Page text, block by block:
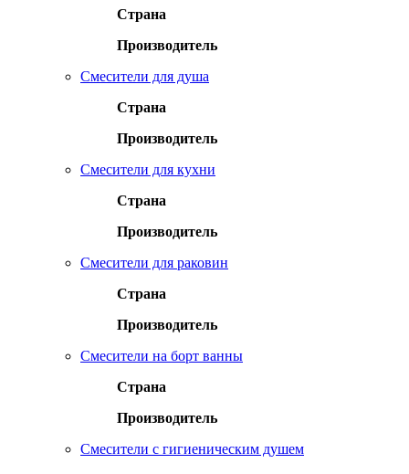
Страна
Производитель
Смесители для душа
Страна
Производитель
Смесители для кухни
Страна
Производитель
Смесители для раковин
Страна
Производитель
Смесители на борт ванны
Страна
Производитель
Смесители с гигиеническим душем